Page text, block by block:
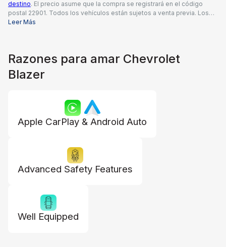
destino. El precio asume que la compra se registrará en el código
postal 22901. Todos los vehículos están sujetos a venta previa. Los
precios incluyen una tarifa de documentación del concesionario de
ofertas especiales de financiamiento. El precio real del concesionario
Leer Más
Razones para amar Chevrolet
Blazer
Apple CarPlay & Android Auto
Advanced Safety Features
Well Equipped